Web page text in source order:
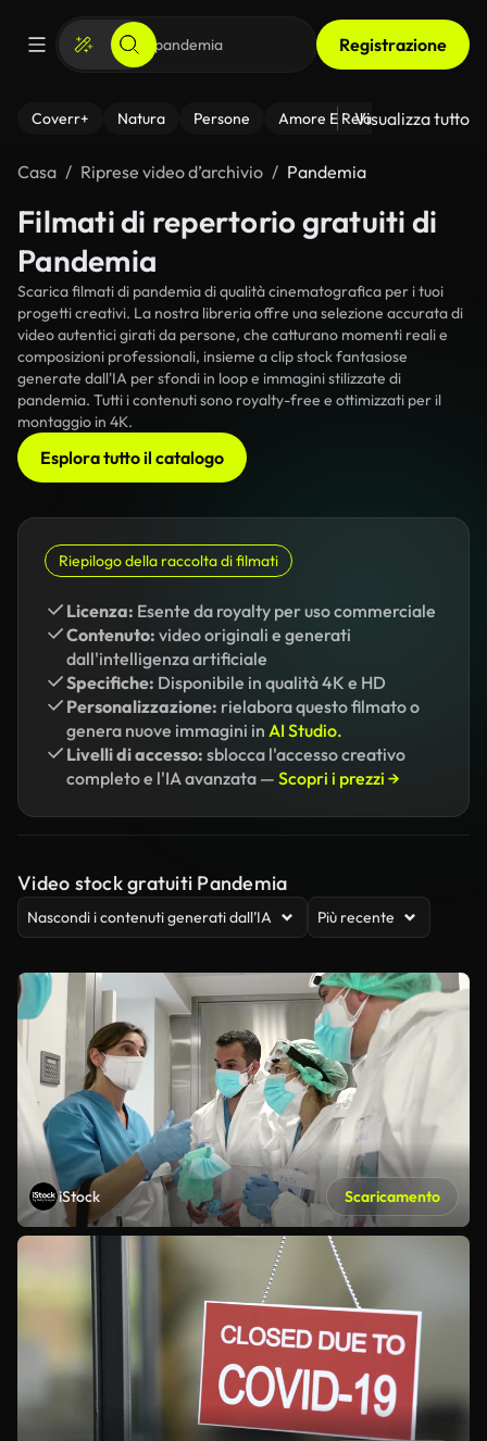
Registrazione
Coverr+ Natura Persone Amore E Relazioni Il
Visualizza tutto
Casa Riprese video d’archivio Pandemia
Filmati di repertorio gratuiti di
Pandemia
Scarica filmati di pandemia di qualità cinematografica per i tuoi
progetti creativi. La nostra libreria offre una selezione accurata di
video autentici girati da persone, che catturano momenti reali e
composizioni professionali, insieme a clip stock fantasiose
generate dall'IA per sfondi in loop e immagini stilizzate di
pandemia. Tutti i contenuti sono royalty-free e ottimizzati per il
montaggio in 4K.
Esplora tutto il catalogo
Riepilogo della raccolta di filmati
Licenza: Esente da royalty per uso commerciale
Contenuto: video originali e generati
dall'intelligenza artificiale
Specifiche: Disponibile in qualità 4K e HD
Personalizzazione: rielabora questo filmato o
genera nuove immagini in AI Studio.
Livelli di accesso: sblocca l'accesso creativo
completo e l'IA avanzata — Scopri i prezzi →
Video stock gratuiti Pandemia
Nascondi i contenuti generati dall’IA Più recente
iStock Scaricamento